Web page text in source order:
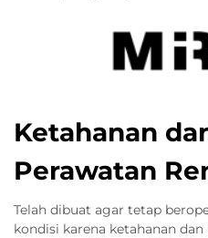
Ketahanan
Perawatan
Telah dibuat agar tetap
kondisi karena ketahanan